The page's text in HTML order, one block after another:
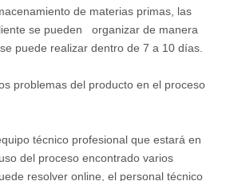
de materias primas, las
se pueden organizar de manera
puede realizar dentro de 7 a 10 días.
problemas del producto en el proceso
técnico profesional que estará en
del proceso encontrado varios
resolver online, el personal técnico